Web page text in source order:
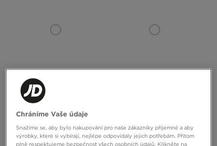
JORDAN PONOŽKY U J EVERYDAY
CUSH POLY ANKLE 3PR
490 Kč 350 Kč
Chráníme Vaše údaje
Snažíme se, aby bylo nakupování pro naše zákazníky příjemné a aby
výrobky, které si vybírají, nejlépe odpovídaly jejich potřebám. Přitom
plně respektujeme bezpečnost všech osobních údajů. Klikněte na